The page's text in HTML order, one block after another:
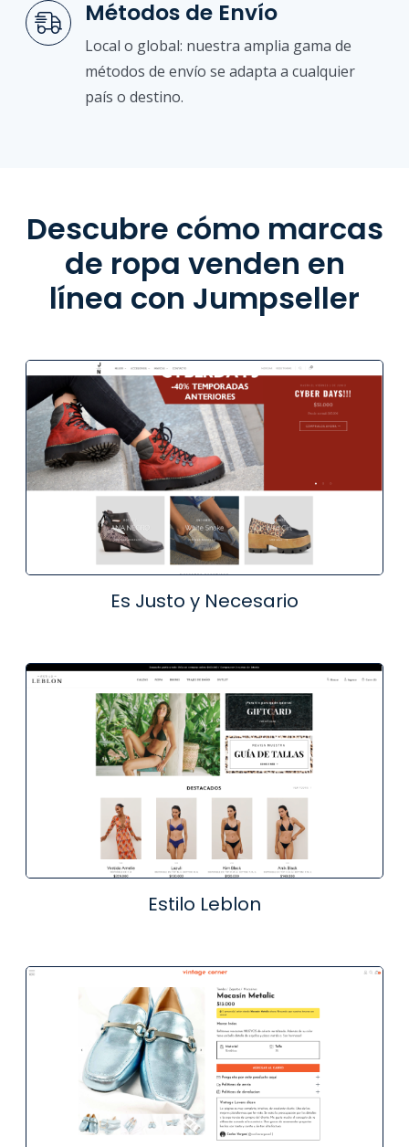
Métodos de Envío
Local o global: nuestra amplia gama de
métodos de envío se adapta a cualquier
país o destino.
Descubre cómo marcas
de ropa venden en
línea con Jumpseller
Es Justo y Necesario
Estilo Leblon